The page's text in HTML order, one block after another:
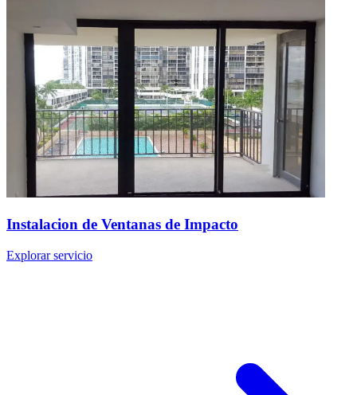
Instalacion de Ventanas de Impacto
Explorar servicio